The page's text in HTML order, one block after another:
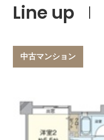
Line up
中古マンション